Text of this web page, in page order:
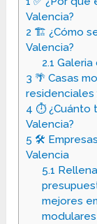
Valencia?
2 🏗️ ¿Cómo
Valencia?
2.1
3 🌴 Casas
4 ⏱️ ¿Cuánto
Valencia?
5 🛠️
Valencia
5.1
mejores
modulares